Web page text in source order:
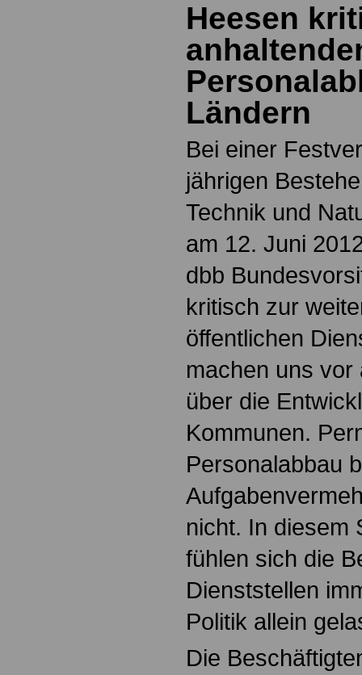
Heesen
Ländern
Bei einer
jährigen
Technik und
am 12. Juni
dbb
kritisch zur
öffentlichen
machen uns
über die
Kommunen.
Personalabbau
nicht. In diesem
fühlen sich die
Dienststellen
Politik allein
Die